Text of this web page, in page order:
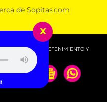
de Sopitas.com
DEPORTES, ENTRETENIMIENTO Y
x